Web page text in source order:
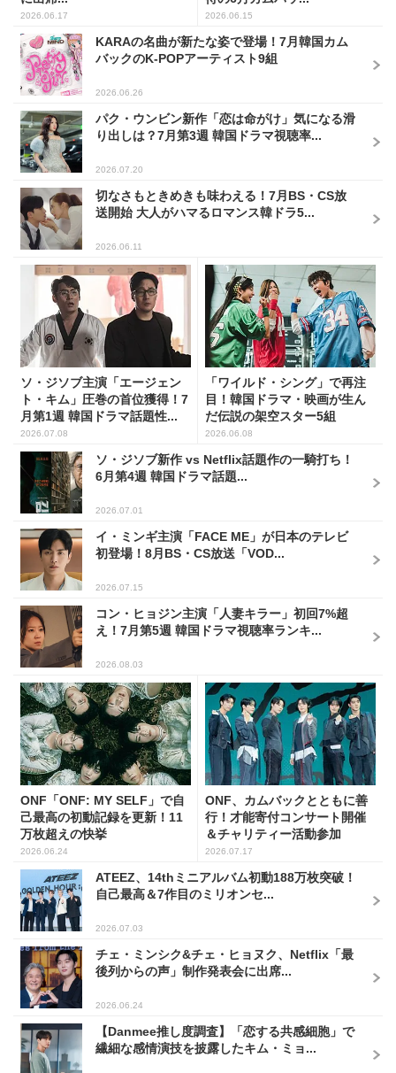
2026.06.17 2026.06.15
KARAの名曲が新たな姿で登場！7月韓国カム
バックのK-POPアーティスト9組
2026.06.26
パク・ウンビン新作「恋は命がけ」気になる滑
り出しは？7月第3週 韓国ドラマ視聴率...
2026.07.20
切なさもときめきも味わえる！7月BS・CS放
送開始 大人がハマるロマンス韓ドラ5...
2026.06.11
ソ・ジソブ主演「エージェン
ト・キム」圧巻の首位獲得！7
月第1週 韓国ドラマ話題性...
2026.07.08
「ワイルド・シング」で再注
目！韓国ドラマ・映画が生ん
だ伝説の架空スター5組
2026.06.08
ソ・ジソブ新作 vs Netflix話題作の一騎打ち！
6月第4週 韓国ドラマ話題...
2026.07.01
イ・ミンギ主演「FACE ME」が日本のテレビ
初登場！8月BS・CS放送「VOD...
2026.07.15
コン・ヒョジン主演「人妻キラー」初回7%超
え！7月第5週 韓国ドラマ視聴率ランキ...
2026.08.03
ONF「ONF: MY SELF」で自
己最高の初動記録を更新！11
万枚超えの快挙
2026.06.24
ONF、カムバックとともに善
行！才能寄付コンサート開催
＆チャリティー活動参加
2026.07.17
ATEEZ、14thミニアルバム初動188万枚突破！
自己最高＆7作目のミリオンセ...
2026.07.03
チェ・ミンシク&チェ・ヒョヌク、Netflix「最
後列からの声」制作発表会に出席...
2026.06.24
【Danmee推し度調査】「恋する共感細胞」で
繊細な感情演技を披露したキム・ミョ...